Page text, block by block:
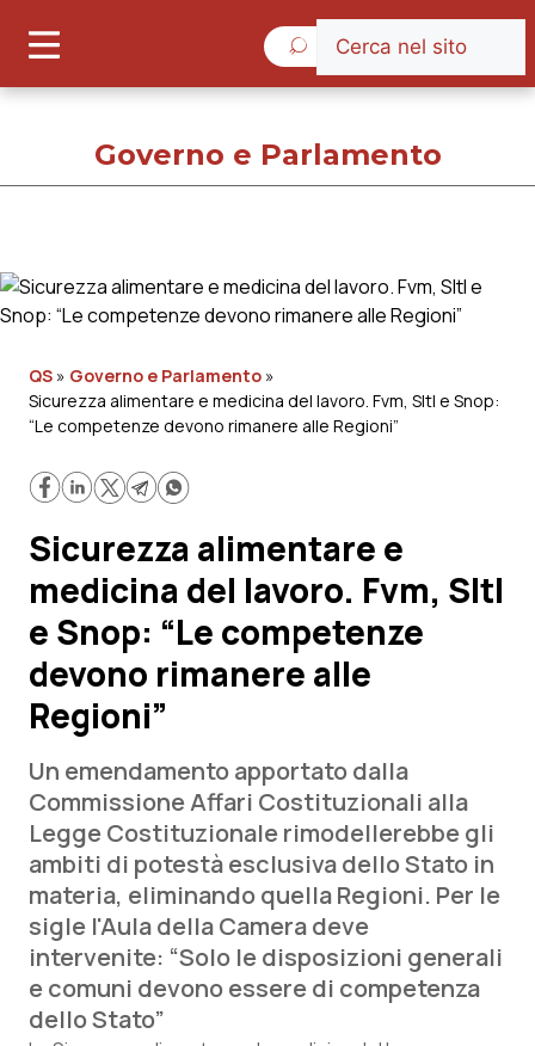
Venerdì 7 Agosto 2026
Governo e Parlamento
Regioni e Asl
Lavoro e Professioni
Scienza e Farmaci
Studi e Analisi
Lettere al direttore
Edizioni Regionali
QS Pro
Professionisti Sanitari.AI
Abruzzo
Basilicata
QS Pro Gold
Artrite & artrosi
QS Club Newsletter
Governo e Parlamento
QS » Governo e Parlamento »
Sicurezza alimentare e medicina del lavoro. Fvm, SItI e Snop:
“Le competenze devono rimanere alle Regioni”
Sicurezza alimentare e
medicina del lavoro. Fvm, SItI
e Snop: “Le competenze
devono rimanere alle
Regioni”
Un emendamento apportato dalla
Commissione Affari Costituzionali alla
Legge Costituzionale rimodellerebbe gli
ambiti di potestà esclusiva dello Stato in
materia, eliminando quella Regioni. Per le
sigle l'Aula della Camera deve
intervenite: “Solo le disposizioni generali
e comuni devono essere di competenza
dello Stato”